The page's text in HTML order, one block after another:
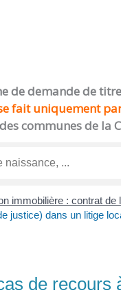
de demande de
fait uniquement
communes de la
immobilière : contrat de
justice) dans un litige
de recours